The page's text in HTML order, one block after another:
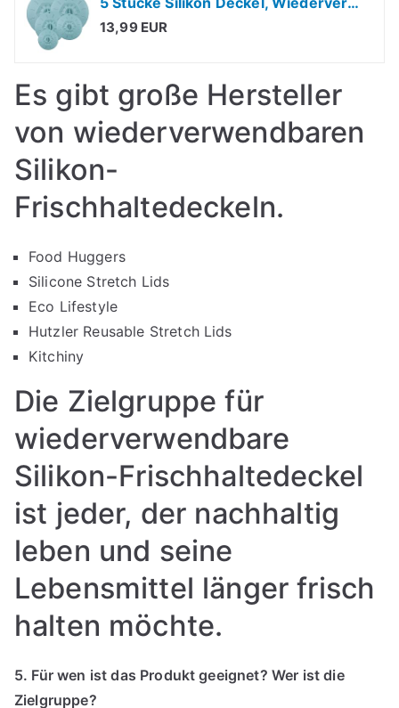
13,99 EUR
Es gibt große Hersteller
von wiederverwendbaren
Silikon-
Frischhaltedeckeln.
Food Huggers
Silicone Stretch Lids
Eco Lifestyle
Hutzler Reusable Stretch Lids
Kitchiny
Die Zielgruppe für
wiederverwendbare
Silikon-Frischhaltedeckel
ist jeder, der nachhaltig
leben und seine
Lebensmittel länger frisch
halten möchte.
5. Für wen ist das Produkt geeignet? Wer ist die
Zielgruppe?